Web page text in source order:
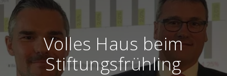
Volles Haus beim
Stiftungsfrühling